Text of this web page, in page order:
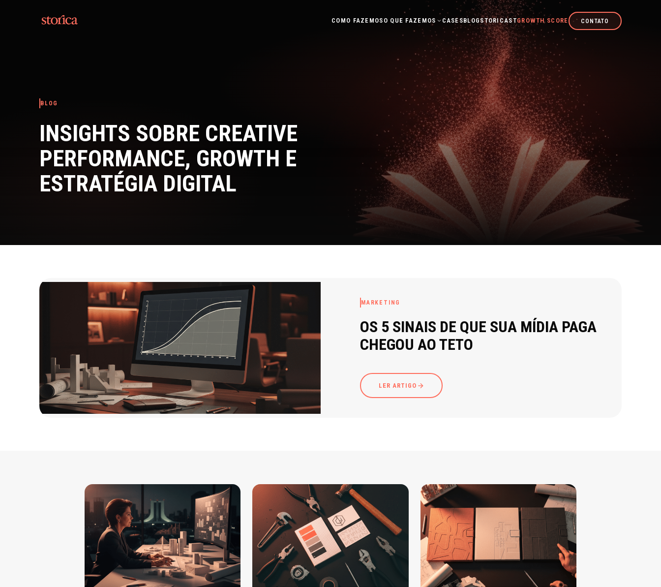
COMO FAZEMOS O QUE FAZEMOS CASESBLOGSTORICASTGROWTH SCORE CONTATO
BLOG
INSIGHTS SOBRE CREATIVE
PERFORMANCE, GROWTH E
ESTRATÉGIA DIGITAL
MARKETING
OS 5 SINAIS DE QUE SUA MÍDIA PAGA
CHEGOU AO TETO
LER ARTIGO